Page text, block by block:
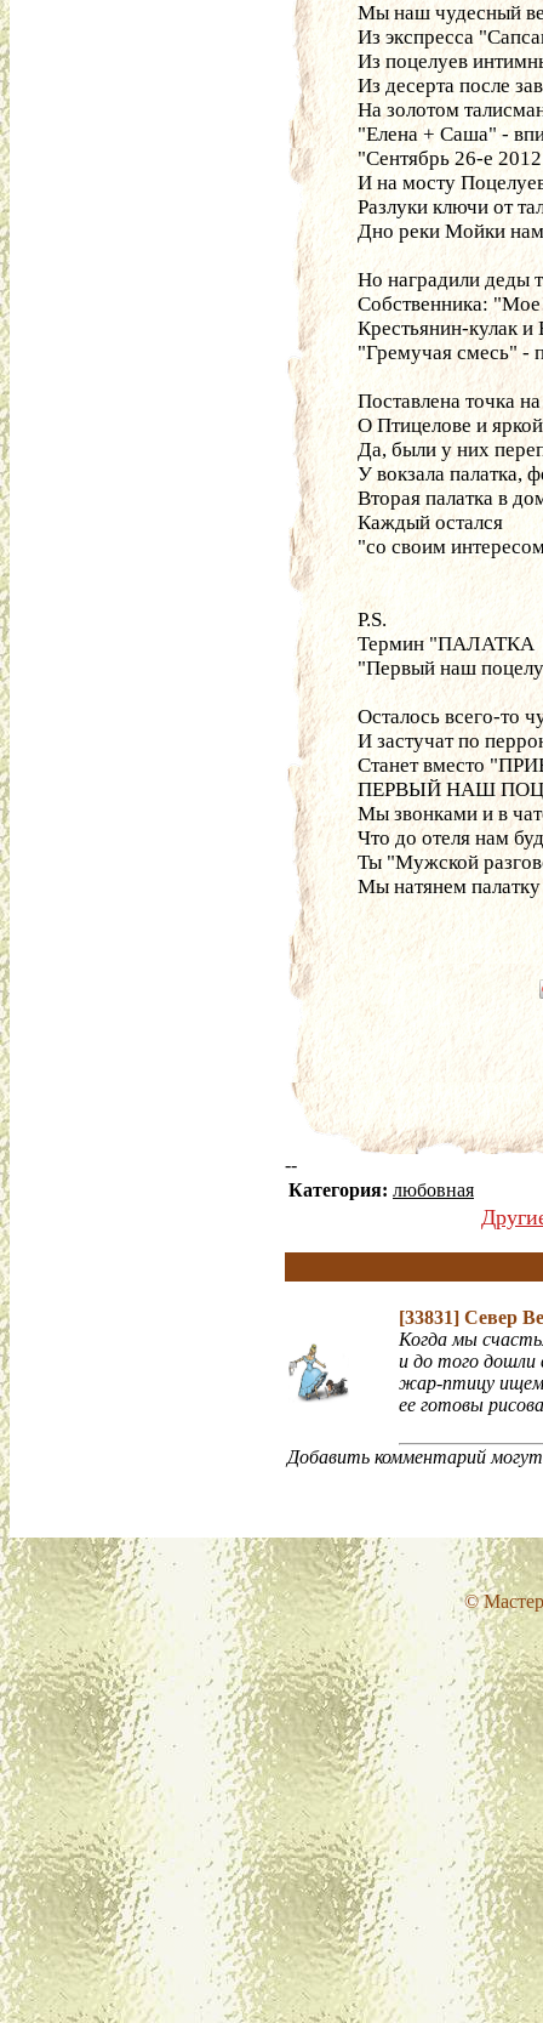
Мы наш чудесный
Из экспресса
Из поцелуев
Из десерта после
На золотом
"Елена + Саша" -
"Сентябрь 26-е
И на мосту
Разлуки ключи от
Дно реки Мойки нам
Но наградили деды
Собственника:
Крестьянин-кулак
"Гремучая смесь"
Поставлена точка
О Птицелове и
Да, были у них
У вокзала палатка,
Вторая палатка в
Каждый остался
"со своим
P.S.
Термин "ПАЛАТКА
"Первый наш
Осталось всего-то
И застучат по
Станет вместо
ПЕРВЫЙ НАШ
Мы звонками и в
Что до отеля нам
Ты "Мужской
Мы натянем
--
Категория: любовная
[33831] Север
Когда мы
и до того дошли
жар-птицу ищем
ее готовы
Добавить комментарий
©